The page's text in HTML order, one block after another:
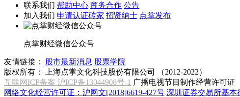
联系我们 帮助中心 商务合作 公告
加入我们 申请认证砖家 招贤纳士 点掌发布
点掌财经微信公众号
友情链接： 股市最新消息 股票学院
版权所有：
上海点掌文化科技股份有限公司 （2012-2022）
互联网ICP备案 沪ICP备13044908号-1 广播电视节目制作经营许可证
网络文化经营许可证：沪网文[2018]6619-427号 深圳证券交易所基本